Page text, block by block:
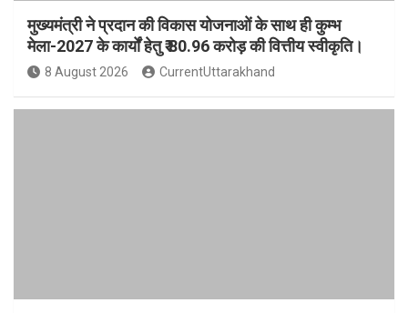
मुख्यमंत्री ने प्रदान की विकास योजनाओं के साथ ही कुम्भ
मेला-2027 के कार्यों हेतु ₹ 80.96 करोड़ की वित्तीय स्वीकृति।
8 August 2026 CurrentUttarakhand